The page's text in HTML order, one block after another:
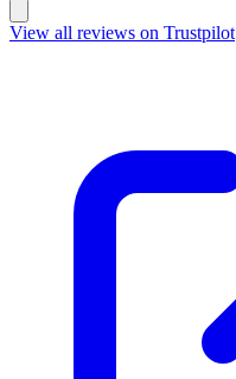
View all reviews on Trustpilot